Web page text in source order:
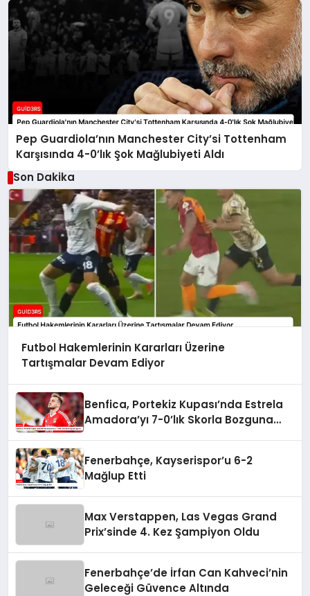
Pep Guardiola’nın Manchester City’si Tottenham
Karşısında 4-0’lık Şok Mağlubiyeti Aldı
Son Dakika
Futbol Hakemlerinin Kararları Üzerine
Tartışmalar Devam Ediyor
Benfica, Portekiz Kupası’nda Estrela
Amadora’yı 7-0’lık Skorla Bozguna
Fenerbahçe, Kayserispor’u 6-2
Mağlup Etti
Max Verstappen, Las Vegas Grand
Prix’sinde 4. Kez Şampiyon Oldu
Fenerbahçe’de İrfan Can Kahveci’nin
Geleceği Güvence Altında